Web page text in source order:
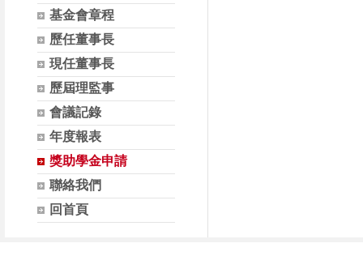
基金會章程
歷任董事長
現任董事長
歷屆理監事
會議記錄
年度報表
獎助學金申請
聯絡我們
回首頁